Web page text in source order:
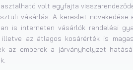
volt egyfajta
vásárlás. A kereslet növekedése
is interneten vásárlók rendelési
illetve az átlagos kosárérték is
az emberek a járványhelyzet